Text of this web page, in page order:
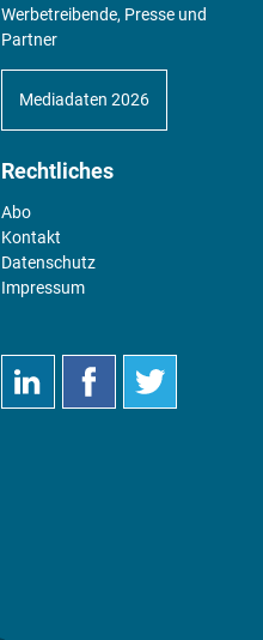
Werbetreibende, Presse und
Partner
Mediadaten 2026
Rechtliches
Abo
Kontakt
Datenschutz
Impressum